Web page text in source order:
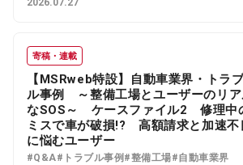
2026.07.27
寄稿・連載
【MSRweb特設】自動車業界・トラ
ル事例 ～整備工場とユーザーのリ
なSOS～ ケースファイル2 修理中
ミスで車が破損!? 高額請求と加速不
に悩むユーザー
#Q&A#トラブル事例 #整備工場#自動車業界